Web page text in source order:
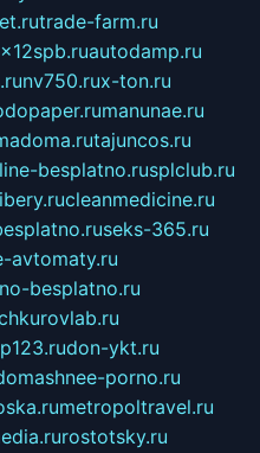
trade-farm.ru
autodamp.ru
nv750.rux-ton.ru
manunae.ru
tajuncos.ru
besplatno.rusplclub.ru
cleanmedicine.ru
seks-365.ru
avtomaty.ru
besplatno.ru
don-ykt.ru
porno.ru
metropoltravel.ru
rostotsky.ru